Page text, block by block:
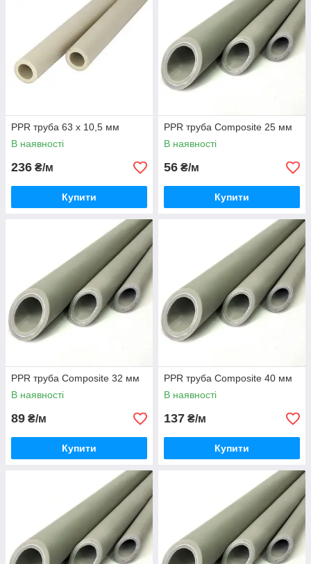
PPR труба 63 х 10,5 мм
В наявності
236 ₴/м
Купити
PPR труба Composite 25 мм
В наявності
56 ₴/м
Купити
PPR труба Composite 32 мм
В наявності
89 ₴/м
Купити
PPR труба Composite 40 мм
В наявності
137 ₴/м
Купити